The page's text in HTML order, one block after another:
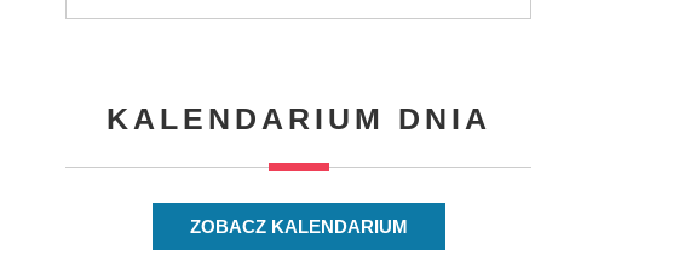
KALENDARIUM DNIA
ZOBACZ KALENDARIUM